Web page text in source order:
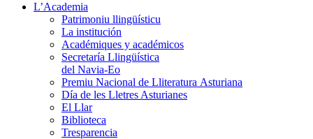
L’Academia
Patrimoniu llingüísticu
La institución
Académiques y académicos
Secretaría Llingüística
del Navia-Eo
Premiu Nacional de Lliteratura Asturiana
Día de les Lletres Asturianes
El Llar
Biblioteca
Tresparencia